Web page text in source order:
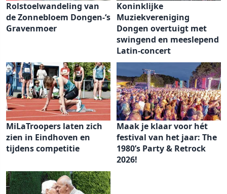
Rolstoelwandeling van
de Zonnebloem Dongen-‘s
Gravenmoer
Koninklijke
Muziekvereniging
Dongen overtuigt met
swingend en meeslepend
Latin-concert
MiLaTroopers laten zich
zien in Eindhoven en
tijdens competitie
Maak je klaar voor hét
festival van het jaar: The
1980’s Party & Retrock
2026!